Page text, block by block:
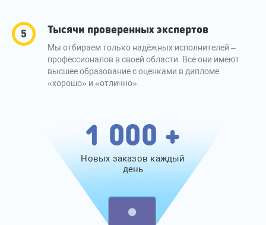
Тысячи проверенных экспертов
Мы отбираем только надёжных исполнителей –
профессионалов в своей области. Все они имеют
высшее образование с оценками в дипломе
«хорошо» и «отлично».
1 000 +
Новых заказов каждый
день